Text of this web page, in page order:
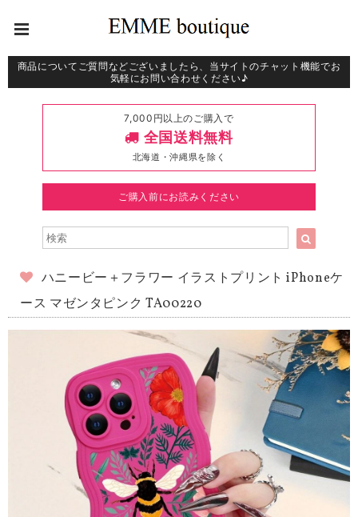
商品についてご質問などございましたら、当サイトのチャット機能でお
気軽にお問い合わせください♪
7,000円以上のご購入で
全国送料無料
北海道・沖縄県を除く
ご購入前にお読みください
ハニービー＋フラワー イラストプリント iPhoneケ
ース マゼンタピンク TA00220